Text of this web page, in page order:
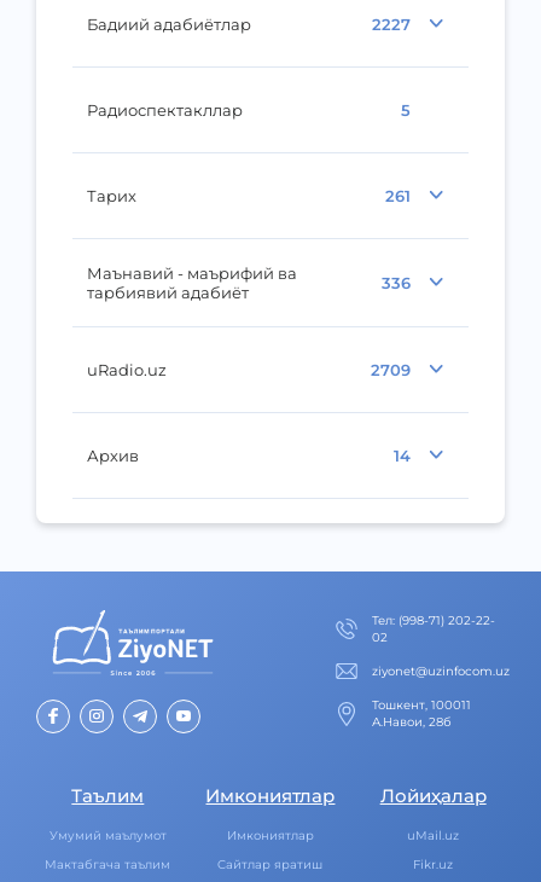
Бадиий адабиётлар 2227
Радиоспектакллар 5
Тарих 261
Маънавий - маърифий ва
тарбиявий адабиёт
336
uRadio.uz 2709
Архив 14
Тел: (998-71) 202-22-
02
ziyonet@uzinfocom.uz
Тошкент, 100011
А.Навои, 28б
Таълим
Умумий маълумот
Мактабгача таълим
Имкониятлар
Имкониятлар
Cайтлар яратиш
Лойиҳалар
uMail.uz
Fikr.uz